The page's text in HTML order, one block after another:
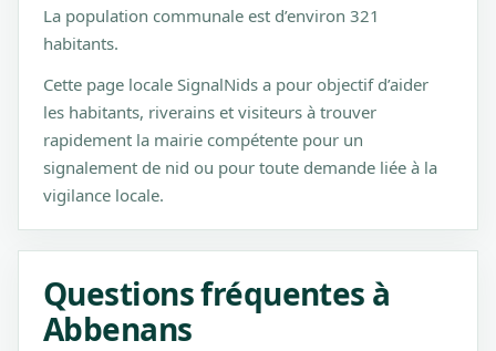
La population communale est d’environ 321
habitants.
Cette page locale SignalNids a pour objectif d’aider
les habitants, riverains et visiteurs à trouver
rapidement la mairie compétente pour un
signalement de nid ou pour toute demande liée à la
vigilance locale.
Questions fréquentes à
Abbenans